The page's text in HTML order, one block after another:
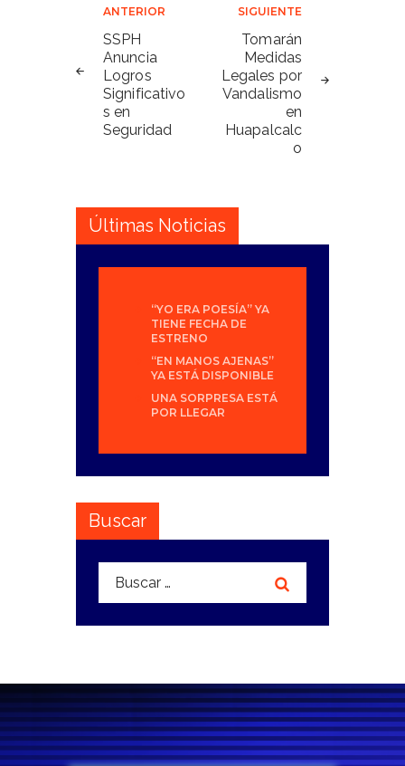
Navegación
de
entradas
ANTERIOR
SSPH
Anuncia
Logros
Significativo
s en
Seguridad
SIGUIENTE
Tomarán
Medidas
Legales por
Vandalismo
en
Huapalcalc
o
Últimas Noticias
“YO ERA POESÍA” YA
TIENE FECHA DE
ESTRENO
“EN MANOS AJENAS”
YA ESTÁ DISPONIBLE
UNA SORPRESA ESTÁ
POR LLEGAR
Buscar
Buscar: